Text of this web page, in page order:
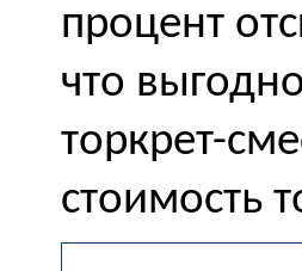
процент
что
торкрет-
стоимость